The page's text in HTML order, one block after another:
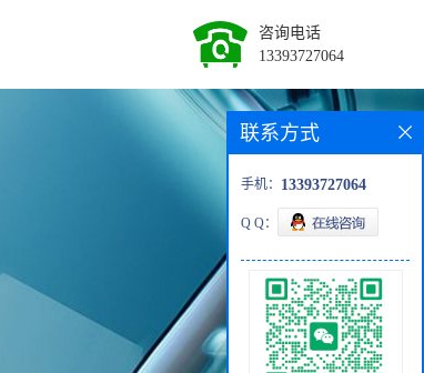
咨询电话
13393727064
联系方式
手机： 13393727064
Q Q：